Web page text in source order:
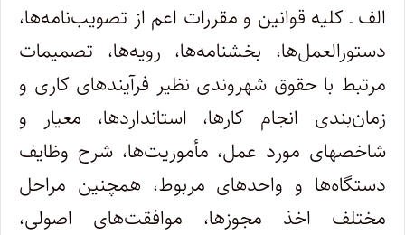
الف ـ کلیه قوانین و مقررات اعم از تصویب‌نامه‌ها،
دستورالعمل‌ها، بخشنامه‌ها، رویه‌ها، تصمیمات
مرتبط با حقوق شهروندی نظیر فرآیندهای کاری و
زمان‌بندی انجام کارها، استانداردها، معیار و
شاخصهای مورد عمل، مأموریت‌ها، شرح وظایف
دستگاه‌ها و واحدهای مربوط، همچنین مراحل
مختلف اخذ مجوزها، موافقت‌های اصولی،